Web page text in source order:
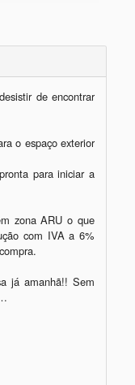
de encontrar
o espaço exterior
para iniciar a
zona ARU o que
com IVA a 6%
já amanhã!! Sem